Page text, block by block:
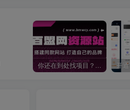
你还在到处找项目？还在当韭菜？我靠卖项目一个月收入5万+，曾经我也是个失败者。